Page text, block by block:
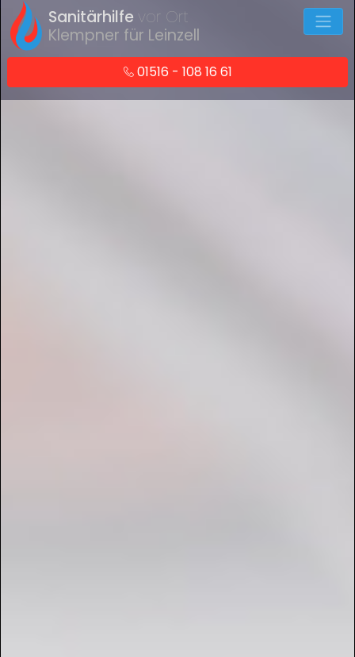
Sanitärhilfe vor Ort
Klempner für Leinzell
01516 - 108 16 61